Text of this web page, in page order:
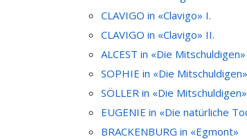
CLAVIGO in «Clavigo» I.
CLAVIGO in «Clavigo» II.
ALCEST in «Die Mitschuldigen»
SOPHIE in «Die Mitschuldigen»
SÖLLER in «Die Mitschuldigen»
EUGENIE in «Die natürliche
BRACKENBURG in «Egmont»